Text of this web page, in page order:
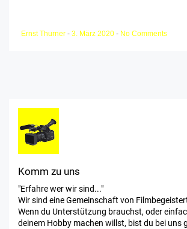
Ernst Thurner - 3. März 2020 - No Comments
Komm zu uns
"Erfahre wer wir sind..."
Wir sind eine Gemeinschaft von
Wenn du Unterstützung brauchst, oder
deinem Hobby machen willst, bist du bei uns